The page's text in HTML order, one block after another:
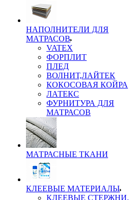
НАПОЛНИТЕЛИ ДЛЯ
МАТРАСОВ
VATEX
ФОРПЛИТ
ПЛЕД
ВОЛНИТ,ЛАЙТЕК
КОКОСОВАЯ КОЙРА
ЛАТЕКС
ФУРНИТУРА ДЛЯ
МАТРАСОВ
МАТРАСНЫЕ ТКАНИ
КЛЕЕВЫЕ МАТЕРИАЛЫ
КЛЕЕВЫЕ СТЕРЖНИ,